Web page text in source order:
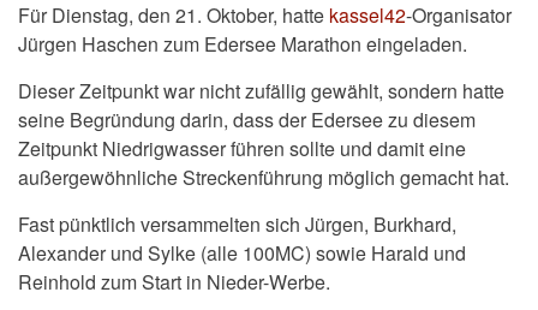
Für Dienstag, den 21. Oktober, hatte kassel42-Organisator
Jürgen Haschen zum Edersee Marathon eingeladen.
Dieser Zeitpunkt war nicht zufällig gewählt, sondern hatte
seine Begründung darin, dass der Edersee zu diesem
Zeitpunkt Niedrigwasser führen sollte und damit eine
außergewöhnliche Streckenführung möglich gemacht hat.
Fast pünktlich versammelten sich Jürgen, Burkhard,
Alexander und Sylke (alle 100MC) sowie Harald und
Reinhold zum Start in Nieder-Werbe.